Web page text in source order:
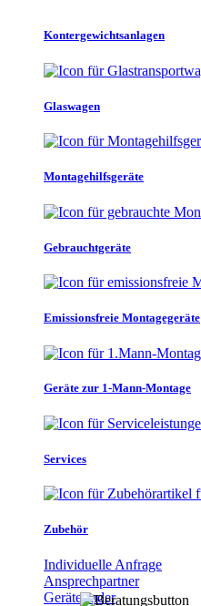
Kontergewichtsanlagen
Glaswagen
Montagehilfsgeräte
Gebrauchtgeräte
Emissionsfreie Montagegeräte
Geräte zur 1-Mann-Montage
Services
Zubehör
Individuelle Anfrage
Ansprechpartner
Gerätefinder